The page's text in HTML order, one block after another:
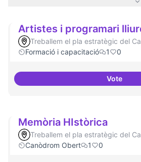
Artistes i programari
Treballem el pla estratègic del
Formació i capacitació
1 0
VoteArtistes
Memòria HIstòrica
Treballem el pla estratègic del
Canòdrom Obert
1 0